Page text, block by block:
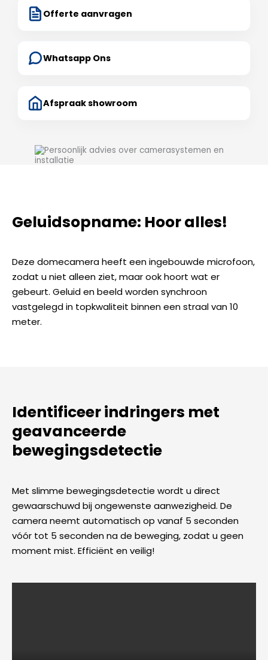
Offerte aanvragen
Whatsapp Ons
Afspraak showroom
Geluidsopname: Hoor alles!
Deze domecamera heeft een ingebouwde microfoon,
zodat u niet alleen ziet, maar ook hoort wat er
gebeurt. Geluid en beeld worden synchroon
vastgelegd in topkwaliteit binnen een straal van 10
meter.
Identificeer indringers met
geavanceerde
bewegingsdetectie
Met slimme bewegingsdetectie wordt u direct
gewaarschuwd bij ongewenste aanwezigheid. De
camera neemt automatisch op vanaf 5 seconden
vóór tot 5 seconden na de beweging, zodat u geen
moment mist. Efficiënt en veilig!